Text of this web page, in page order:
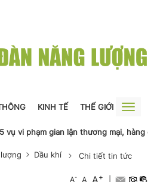
KINH TẾ THẾ GIỚI
Toggle
vi phạm gian lận thương mại, hàng giả
Dầu khí Chi tiết tin tức
A- A A+